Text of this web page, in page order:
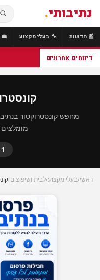
נתיבותי.
📰 חדשות 🔧 בעלי מקצוע
דיווחים אחרונים
מחפש קונסטרוקטור
1 בעלי מקצוע
ראשי›בעלי מקצוע›לבית ושיפוצים›